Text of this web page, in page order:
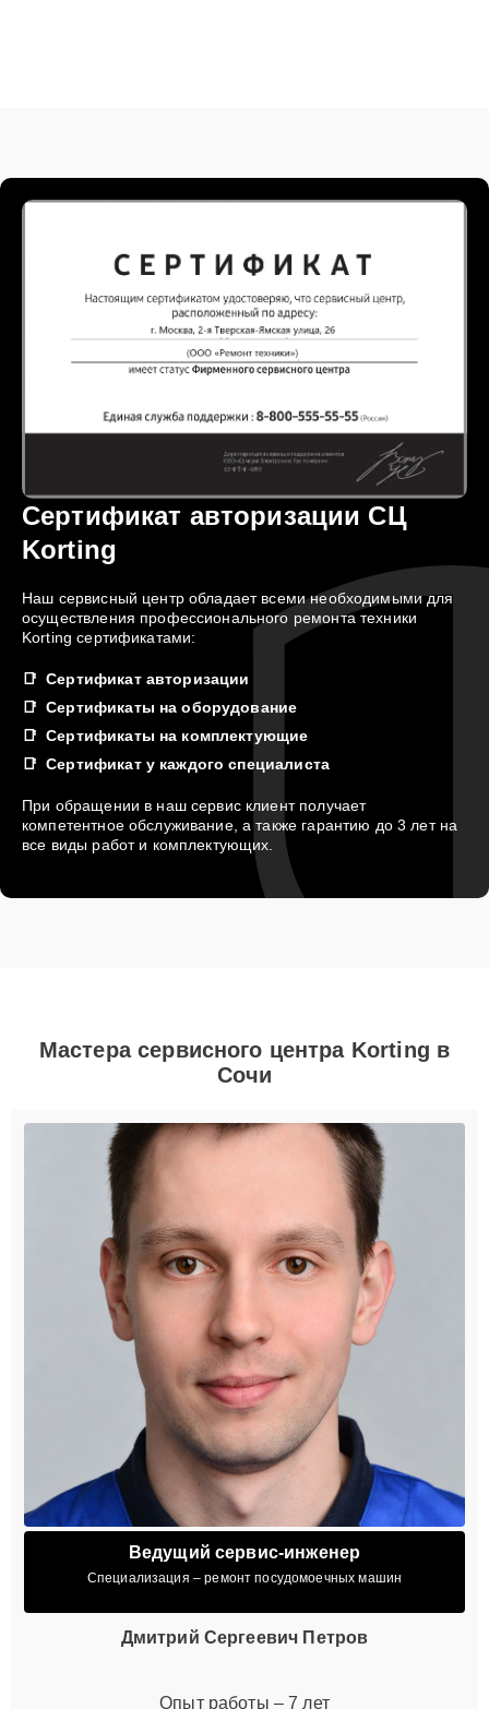
Сертификат авторизации СЦ
Korting
Наш сервисный центр обладает всеми необходимыми для
осуществления профессионального ремонта техники
Korting сертификатами:
Сертификат авторизации
Сертификаты на оборудование
Сертификаты на комплектующие
Сертификат у каждого специалиста
При обращении в наш сервис клиент получает
компетентное обслуживание, а также гарантию до 3 лет на
все виды работ и комплектующих.
Мастера сервисного центра Korting в
Сочи
Ведущий сервис-инженер
Специализация – ремонт посудомоечных машин
Дмитрий Сергеевич Петров
Опыт работы – 7 лет